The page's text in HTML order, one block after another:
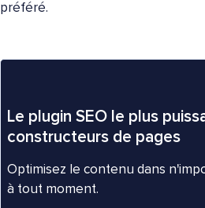
préféré.
Le plugin SEO le plus
constructeurs de pages
Optimisez le contenu dans
à tout moment.